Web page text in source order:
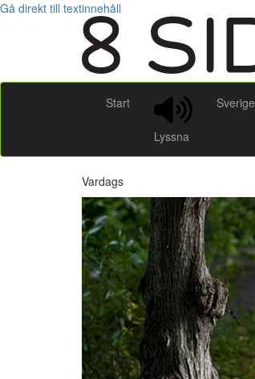
Gå direkt till textinnehåll
Start
Lyssna
Sverige
Vardags